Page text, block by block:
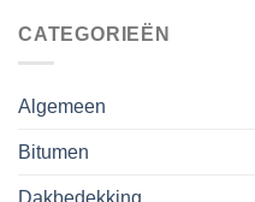
CATEGORIEËN
Algemeen
Bitumen
Dakbedekking